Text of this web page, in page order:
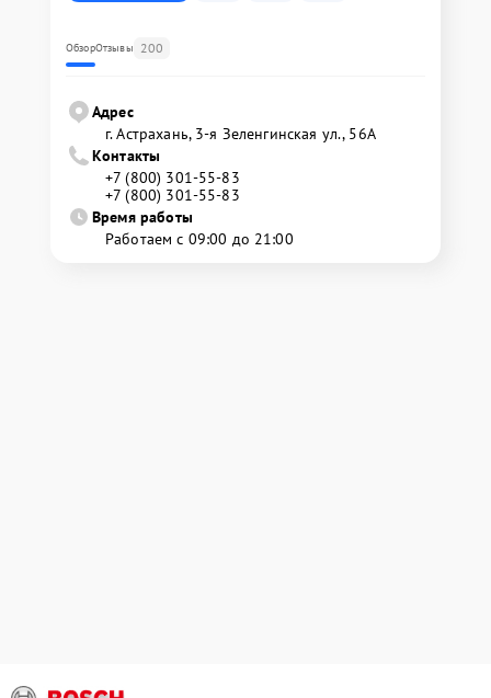
ОбзорОтзывы 200
Адрес
г. Астрахань, 3-я Зеленгинская ул., 56А
Контакты
+7 (800) 301-55-83
+7 (800) 301-55-83
Время работы
Работаем с 09:00 до 21:00